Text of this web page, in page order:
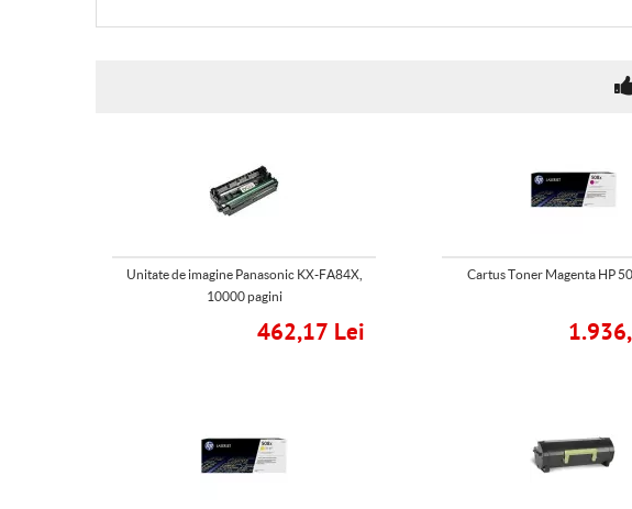
Unitate de imagine Panasonic KX-FA84X,
10000 pagini
462,17 Lei
Cartus Toner Magenta HP